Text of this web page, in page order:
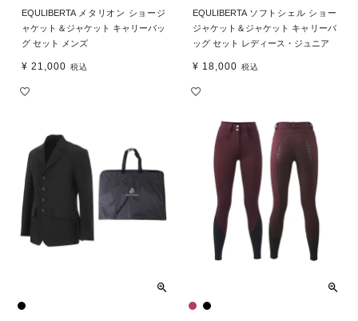
EQULIBERTA メタリオン ショージ
ャケット＆ジャケット キャリーバッ
グ セット メンズ
¥ 21,000 税込
EQULIBERTA ソフトシェル ショー
ジャケット＆ジャケット キャリーバ
ッグ セット レディース・ジュニア
¥ 18,000 税込